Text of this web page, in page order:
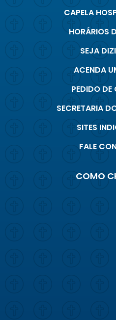
CAPELA
HORÁRIOS
SEJA
ACENDA
PEDIDO
SECRETARIA
SITES
FALE
COMO